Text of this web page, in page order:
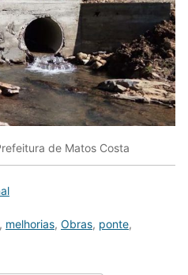
de Matos Costa
, melhorias, Obras, ponte,